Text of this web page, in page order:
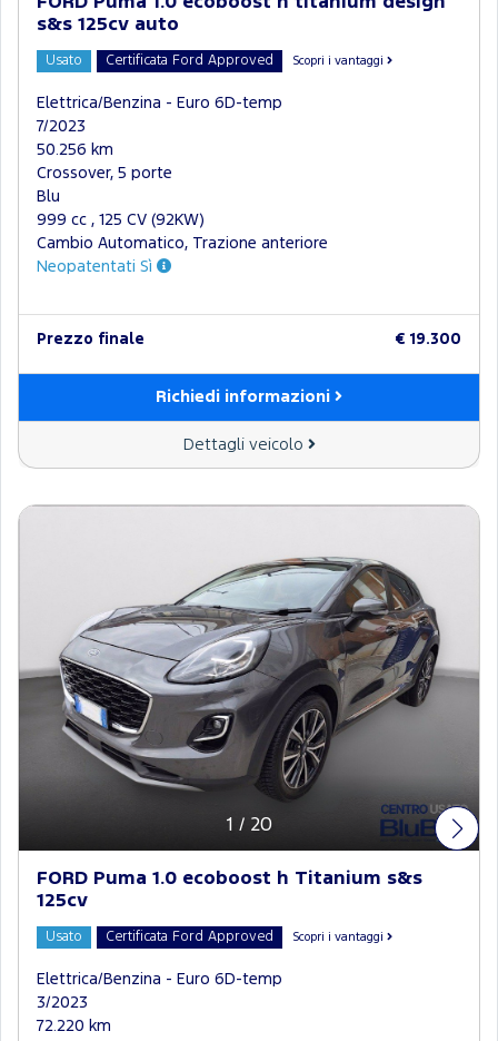
s&s 125cv auto
Usato Certificata Ford Approved Scopri i vantaggi
Elettrica/Benzina - Euro 6D-temp
7/2023
50.256 km
Crossover, 5 porte
Blu
999 cc , 125 CV (92KW)
Cambio Automatico, Trazione anteriore
Neopatentati Sì
Prezzo finale € 19.300
Richiedi informazioni
Dettagli veicolo
1 / 20
FORD Puma 1.0 ecoboost h Titanium s&s
125cv
Usato Certificata Ford Approved Scopri i vantaggi
Elettrica/Benzina - Euro 6D-temp
3/2023
72.220 km